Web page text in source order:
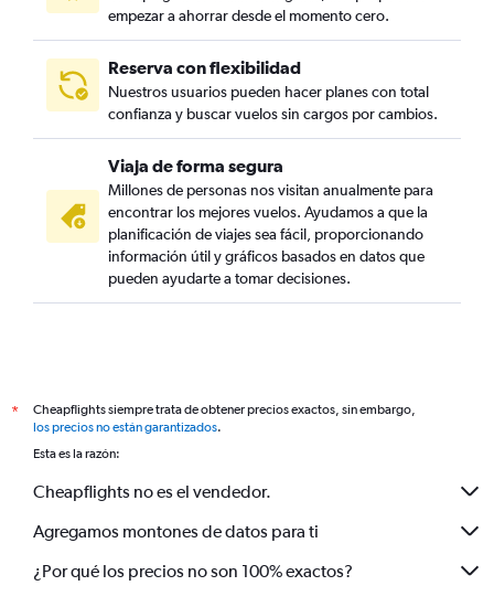
empezar a ahorrar desde el momento cero.
Reserva con flexibilidad
Nuestros usuarios pueden hacer planes con total
confianza y buscar vuelos sin cargos por cambios.
Viaja de forma segura
Millones de personas nos visitan anualmente para
encontrar los mejores vuelos. Ayudamos a que la
planificación de viajes sea fácil, proporcionando
información útil y gráficos basados en datos que
pueden ayudarte a tomar decisiones.
*
Cheapflights siempre trata de obtener precios exactos, sin embargo,
los precios no están garantizados.
Esta es la razón:
Cheapflights no es el vendedor.
Agregamos montones de datos para ti
¿Por qué los precios no son 100% exactos?